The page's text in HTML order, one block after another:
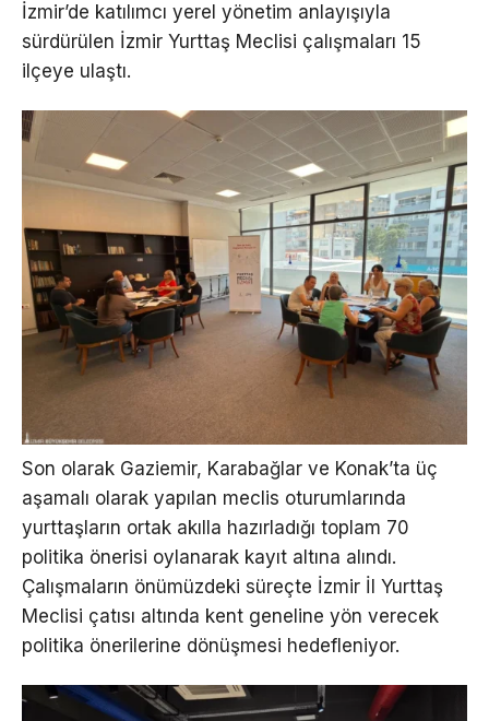
İzmir’de katılımcı yerel yönetim anlayışıyla
sürdürülen İzmir Yurttaş Meclisi çalışmaları 15
ilçeye ulaştı.
Son olarak Gaziemir, Karabağlar ve Konak’ta üç
aşamalı olarak yapılan meclis oturumlarında
yurttaşların ortak akılla hazırladığı toplam 70
politika önerisi oylanarak kayıt altına alındı.
Çalışmaların önümüzdeki süreçte İzmir İl Yurttaş
Meclisi çatısı altında kent geneline yön verecek
politika önerilerine dönüşmesi hedefleniyor.